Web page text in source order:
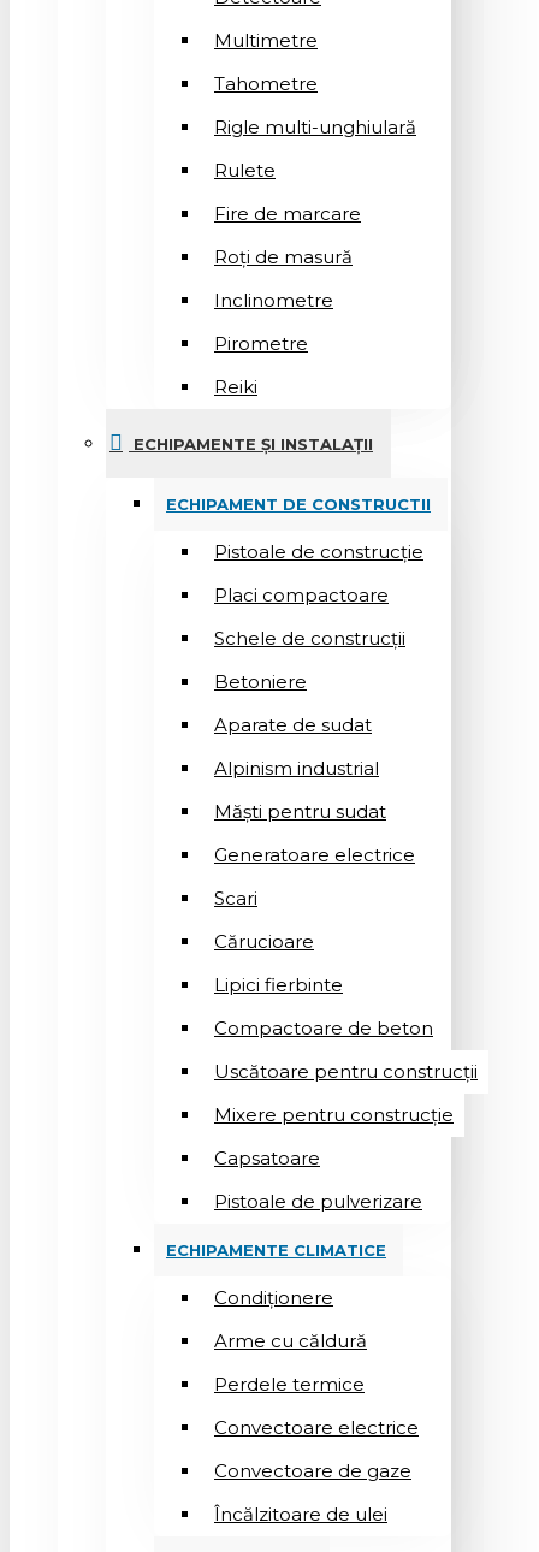
Multimetre
Tahometre
Rigle multi-unghiulară
Rulete
Fire de marcare
Roți de masură
Inclinometre
Pirometre
Reiki
ECHIPAMENTE ȘI INSTALAȚII
ECHIPAMENT DE CONSTRUCTII
Pistoale de construcție
Placi compactoare
Schele de construcții
Betoniere
Aparate de sudat
Alpinism industrial
Măști pentru sudat
Generatoare electrice
Scari
Cărucioare
Lipici fierbinte
Compactoare de beton
Uscătoare pentru construcții
Mixere pentru construcție
Capsatoare
Pistoale de pulverizare
ECHIPAMENTE CLIMATICE
Condiționere
Arme cu căldură
Perdele termice
Convectoare electrice
Convectoare de gaze
Încălzitoare de ulei